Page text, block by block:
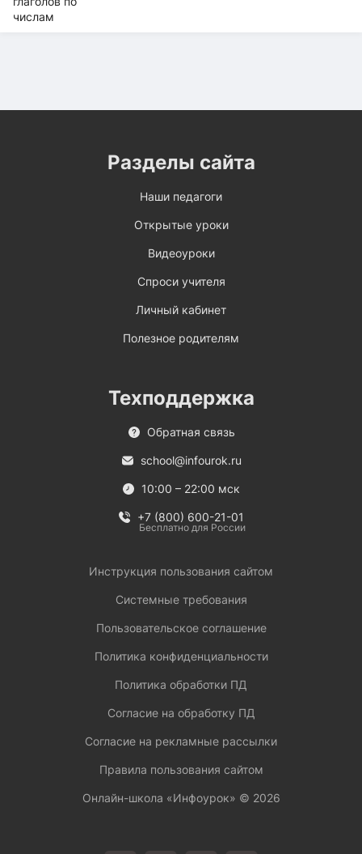
Разделы сайта
Наши педагоги
Открытые уроки
Видеоуроки
Спроси учителя
Личный кабинет
Полезное родителям
Техподдержка
Обратная связь
school@infourok.ru
10:00 – 22:00 мск
+7 (800) 600-21-01
Бесплатно для России
Инструкция пользования сайтом
Системные требования
Пользовательское соглашение
Политика конфиденциальности
Политика обработки ПД
Согласие на обработку ПД
Согласие на рекламные рассылки
Правила пользования сайтом
Онлайн-школа «Инфоурок» © 2026